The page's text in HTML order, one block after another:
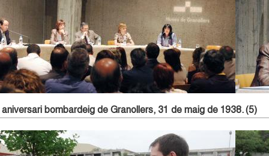
Acte d'inaguració de l'exposició
bombardeig de Granollers, 31 de maig de 1938. (5)